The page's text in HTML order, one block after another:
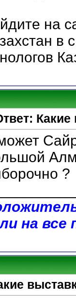
на
в
?
на